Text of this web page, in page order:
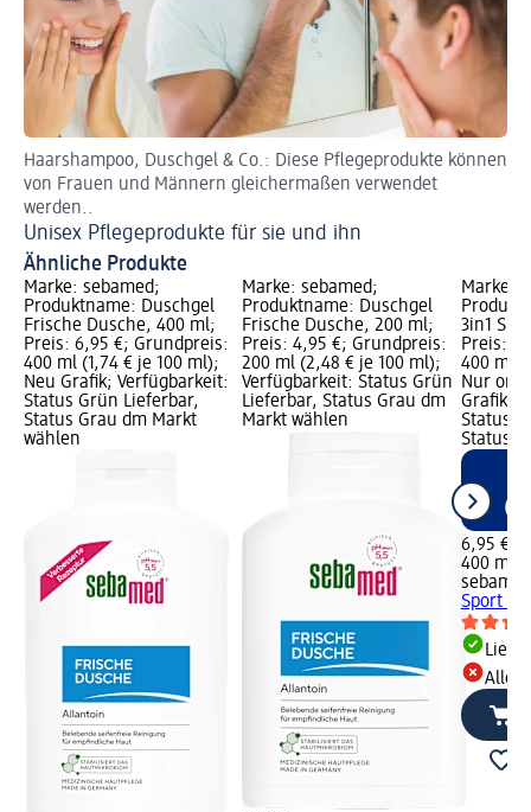
Haarshampoo, Duschgel & Co.: Diese Pflegeprodukte können
von Frauen und Männern gleichermaßen verwendet
werden..
Unisex Pflegeprodukte für sie und ihn
Ähnliche Produkte
Marke: sebamed;
Produktname: Duschgel
Frische Dusche, 400 ml;
Preis: 6,95 €; Grundpreis:
400 ml (1,74 € je 100 ml);
Neu Grafik; Verfügbarkeit:
Status Grün Lieferbar,
Status Grau dm Markt
wählen
Marke: sebamed;
Produktname: Duschgel
Frische Dusche, 200 ml;
Preis: 4,95 €; Grundpreis:
200 ml (2,48 € je 100 ml);
Verfügbarkeit: Status Grün
Lieferbar, Status Grau dm
Markt wählen
Marke:
3in1
Preis:
400 ml
Nur
Grafik;
Status
Status
6,95 €
400 ml
sebamed
Sport
Alle